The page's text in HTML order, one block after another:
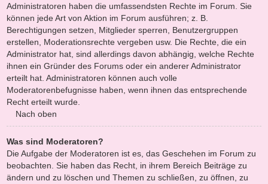
Administratoren haben die umfassendsten Rechte im Forum. Sie
können jede Art von Aktion im Forum ausführen; z. B.
Berechtigungen setzen, Mitglieder sperren, Benutzergruppen
erstellen, Moderationsrechte vergeben usw. Die Rechte, die ein
Administrator hat, sind allerdings davon abhängig, welche Rechte
ihnen ein Gründer des Forums oder ein anderer Administrator
erteilt hat. Administratoren können auch volle
Moderatorenbefugnisse haben, wenn ihnen das entsprechende
Recht erteilt wurde.
Nach oben
Was sind Moderatoren?
Die Aufgabe der Moderatoren ist es, das Geschehen im Forum zu
beobachten. Sie haben das Recht, in ihrem Bereich Beiträge zu
ändern und zu löschen und Themen zu schließen, zu öffnen, zu